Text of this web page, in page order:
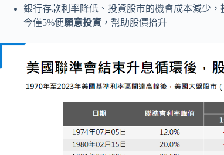
銀行存款利率降低、投資股市的機會成本減少，
今僅5%便願意投資 ，幫助股價抬升